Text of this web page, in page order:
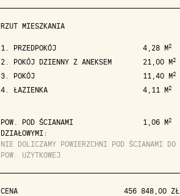
RZUT MIESZKANIA
1. PRZEDPOKÓJ 4,28 M2
2. POKÓJ DZIENNY Z ANEKSEM 21,00 M2
3. POKÓJ 11,40 M2
4. ŁAZIENKA 4,11 M2
POW. POD ŚCIANAMI
DZIAŁOWYMI:
1,06 M2
NIE DOLICZAMY POWIERZCHNI POD ŚCIANAMI DO
POW. UŻYTKOWEJ
CENA
456 848,00 ZŁ